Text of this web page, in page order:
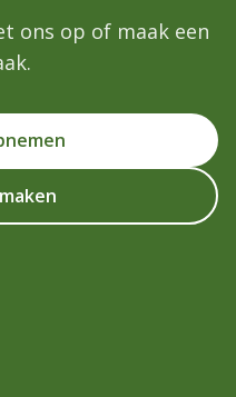
ons op of maak een